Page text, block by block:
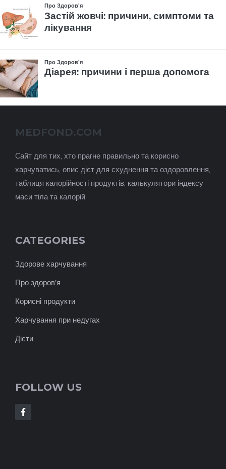
MEDFOND.COM
Cайт для тих, хто прагне правильно та корисно
харчуватись, опис дієт для схуднення та оздоровлення,
таблиця калорійності продуктів, калькулятори індексу
маси тіла та калорій.
CATEGORIES
Здорове харчування
Про здоров'я
Корисні продукти
Харчування при недугах
Дієти
FOLLOW US